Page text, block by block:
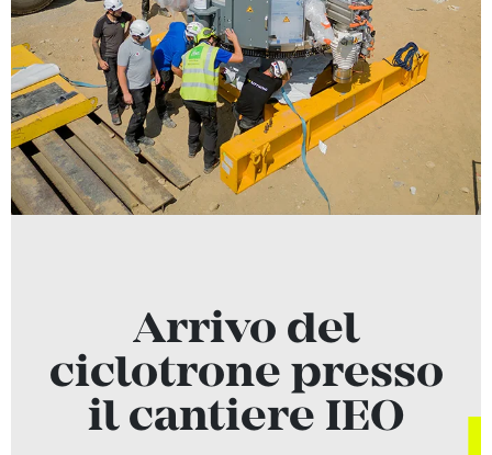
Arrivo del
ciclotrone presso
il cantiere IEO